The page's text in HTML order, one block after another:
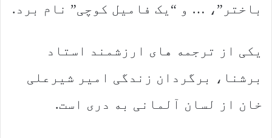
باختر”، … و “یک فامیل کوچی” نام برد.
یکی از ترجمه های ارزشمند استاد
برشنا، برگردان زندگی امیر شیرعلی
خان از لسان آلمانی به دری است.